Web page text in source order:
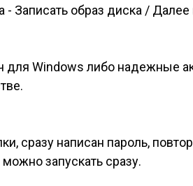
- Записать образ диска /
для Windows либо надежные
сразу написан пароль,
запускать сразу.